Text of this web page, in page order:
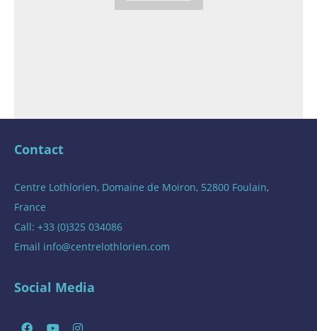
Contact
Centre Lothlorien, Domaine de Moiron, 52800 Foulain,
France
Call: +33 (0)325 034086
Email info@centrelothlorien.com
Social Media